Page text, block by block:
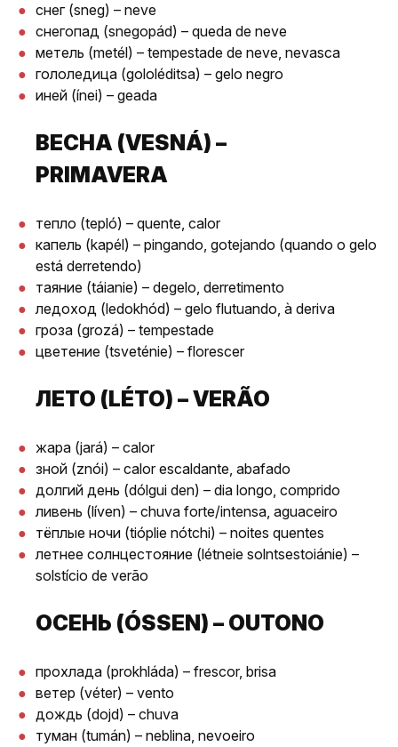
снег (sneg) – neve
снегопад (snegopád) – queda de neve
метель (metél) – tempestade de neve, nevasca
гололедица (gololéditsa) – gelo negro
иней (ínei) – geada
ВЕСНА (VESNÁ) –
PRIMAVERA
тепло (tepló) – quente, calor
капель (kapél) – pingando, gotejando (quando o gelo
está derretendo)
таяние (táianie) – degelo, derretimento
ледоход (ledokhód) – gelo flutuando, à deriva
гроза (grozá) – tempestade
цветение (tsveténie) – florescer
ЛЕТО (LÉTO) – VERÃO
жара (jará) – calor
зной (znói) – calor escaldante, abafado
долгий день (dólgui den) – dia longo, comprido
ливень (líven) – chuva forte/intensa, aguaceiro
тёплые ночи (tióplie nótchi) – noites quentes
летнее солнцестояние (létneie solntsestoiánie) –
solstício de verão
ОСЕНЬ (ÓSSEN) – OUTONO
прохлада (prokhláda) – frescor, brisa
ветер (véter) – vento
дождь (dojd) – chuva
туман (tumán) – neblina, nevoeiro